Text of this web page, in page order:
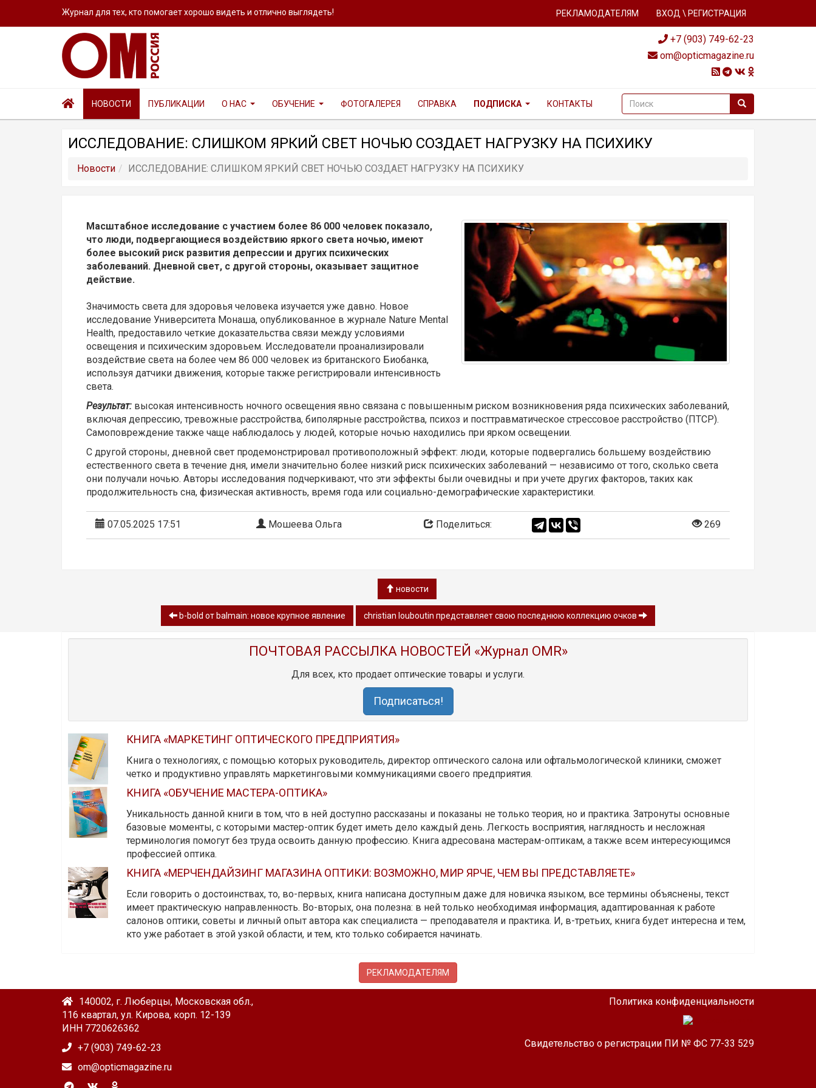
Журнал для тех, кто помогает хорошо видеть и отлично выглядеть! РЕКЛАМОДАТЕЛЯМ ВХОД \ РЕГИСТРАЦИЯ
+7 (903) 749-62-23
om@opticmagazine.ru
НОВОСТИ ПУБЛИКАЦИИ О НАС ОБУЧЕНИЕ ФОТОГАЛЕРЕЯ СПРАВКА ПОДПИСКА КОНТАКТЫ
ИССЛЕДОВАНИЕ: СЛИШКОМ ЯРКИЙ СВЕТ НОЧЬЮ СОЗДАЕТ НАГРУЗКУ НА ПСИХИКУ
Новости ИССЛЕДОВАНИЕ: СЛИШКОМ ЯРКИЙ СВЕТ НОЧЬЮ СОЗДАЕТ НАГРУЗКУ НА ПСИХИКУ
Масштабное исследование с участием более 86 000 человек показало,
что люди, подвергающиеся воздействию яркого света ночью, имеют
более высокий риск развития депрессии и других психических
заболеваний. Дневной свет, с другой стороны, оказывает защитное
действие.
Значимость света для здоровья человека изучается уже давно. Новое
исследование Университета Монаша, опубликованное в журнале Nature Mental
Health, предоставило четкие доказательства связи между условиями
освещения и психическим здоровьем. Исследователи проанализировали
воздействие света на более чем 86 000 человек из британского Биобанка,
используя датчики движения, которые также регистрировали интенсивность
света.
Результат: высокая интенсивность ночного освещения явно связана с повышенным риском возникновения ряда психических заболеваний,
включая депрессию, тревожные расстройства, биполярные расстройства, психоз и посттравматическое стрессовое расстройство (ПТСР).
Самоповреждение также чаще наблюдалось у людей, которые ночью находились при ярком освещении.
С другой стороны, дневной свет продемонстрировал противоположный эффект: люди, которые подвергались большему воздействию
естественного света в течение дня, имели значительно более низкий риск психических заболеваний — независимо от того, сколько света
они получали ночью. Авторы исследования подчеркивают, что эти эффекты были очевидны и при учете других факторов, таких как
продолжительность сна, физическая активность, время года или социально-демографические характеристики.
07.05.2025 17:51 Мошеева Ольга Поделиться: 269
новости
b-bold от balmain: новое крупное явление christian louboutin представляет свою последнюю коллекцию очков
ПОЧТОВАЯ РАССЫЛКА НОВОСТЕЙ «Журнал OMR»
Для всех, кто продает оптические товары и услуги.
Подписаться!
КНИГА «МАРКЕТИНГ ОПТИЧЕСКОГО ПРЕДПРИЯТИЯ»
Книга о технологиях, с помощью которых руководитель, директор оптического салона или офтальмологической клиники, сможет
четко и продуктивно управлять маркетинговыми коммуникациями своего предприятия.
КНИГА «ОБУЧЕНИЕ МАСТЕРА-ОПТИКА»
Уникальность данной книги в том, что в ней доступно рассказаны и показаны не только теория, но и практика. Затронуты основные
базовые моменты, с которыми мастер-оптик будет иметь дело каждый день. Легкость восприятия, наглядность и несложная
терминология помогут без труда освоить данную профессию. Книга адресована мастерам-оптикам, а также всем интересующимся
профессией оптика.
КНИГА «МЕРЧЕНДАЙЗИНГ МАГАЗИНА ОПТИКИ: ВОЗМОЖНО, МИР ЯРЧЕ, ЧЕМ ВЫ ПРЕДСТАВЛЯЕТЕ»
Если говорить о достоинствах, то, во-первых, книга написана доступным даже для новичка языком, все термины объяснены, текст
имеет практическую направленность. Во-вторых, она полезна: в ней только необходимая информация, адаптированная к работе
салонов оптики, советы и личный опыт автора как специалиста — преподавателя и практика. И, в-третьих, книга будет интересна и тем,
кто уже работает в этой узкой области, и тем, кто только собирается начинать.
РЕКЛАМОДАТЕЛЯМ
140002, г. Люберцы, Московская обл.,
116 квартал, ул. Кирова, корп. 12-139
ИНН 7720626362
+7 (903) 749-62-23
om@opticmagazine.ru
Политика конфиденциальности
Свидетельство о регистрации ПИ № ФС 77-33 529